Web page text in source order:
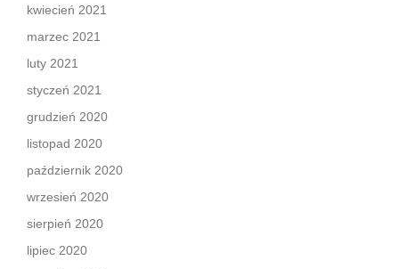
kwiecień 2021
marzec 2021
luty 2021
styczeń 2021
grudzień 2020
listopad 2020
październik 2020
wrzesień 2020
sierpień 2020
lipiec 2020